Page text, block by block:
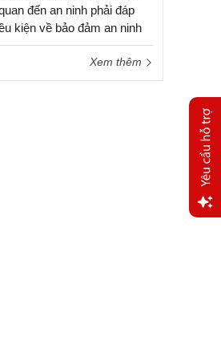
đến an ninh phải đáp
kiện về bảo đảm an ninh
Xem thêm